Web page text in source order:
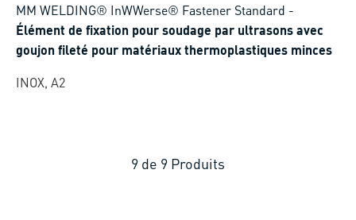
MM WELDING® InWWerse® Fastener Standard -
Élément de fixation pour soudage par ultrasons avec
goujon fileté pour matériaux thermoplastiques minces
INOX, A2
9 de 9 Produits